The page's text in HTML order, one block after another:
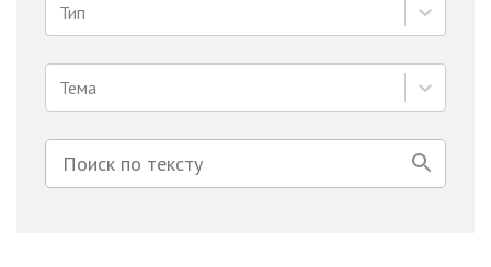
Тип
Тема